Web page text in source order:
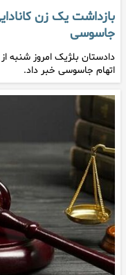
بازداشت یک زن
جاسوسی
دادستان بلژیک امروز شنبه
اتهام جاسوسی خبر داد.